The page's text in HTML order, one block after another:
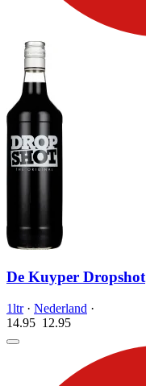
De Kuyper Dropshot
1ltr· Nederland ·
14.95 12.95